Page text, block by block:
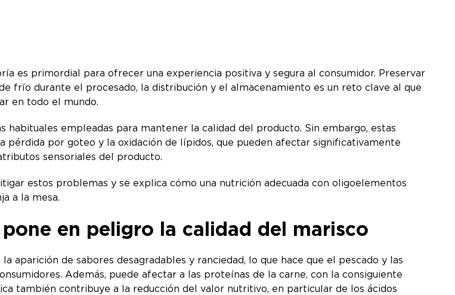
es primordial para ofrecer una experiencia positiva y segura al consumidor. Preservar
frío durante el procesado, la distribución y el almacenamiento es un reto clave al que
en todo el mundo.
habituales empleadas para mantener la calidad del producto. Sin embargo, estas
pérdida por goteo y la oxidación de lípidos, que pueden afectar significativamente
sensoriales del producto.
estos problemas y se explica cómo una nutrición adecuada con oligoelementos
a la mesa.
en peligro la calidad del marisco
aparición de sabores desagradables y ranciedad, lo que hace que el pescado y las
Además, puede afectar a las proteínas de la carne, con la consiguiente
también contribuye a la reducción del valor nutritivo, en particular de los ácidos